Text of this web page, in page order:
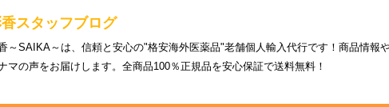
スタッフブログ
～SAIKA～は、信頼と安心の"格安海外医薬品"老舗個人輸入代行です！商品情報
マの声をお届けします。全商品100％正規品を安心保証で送料無料！